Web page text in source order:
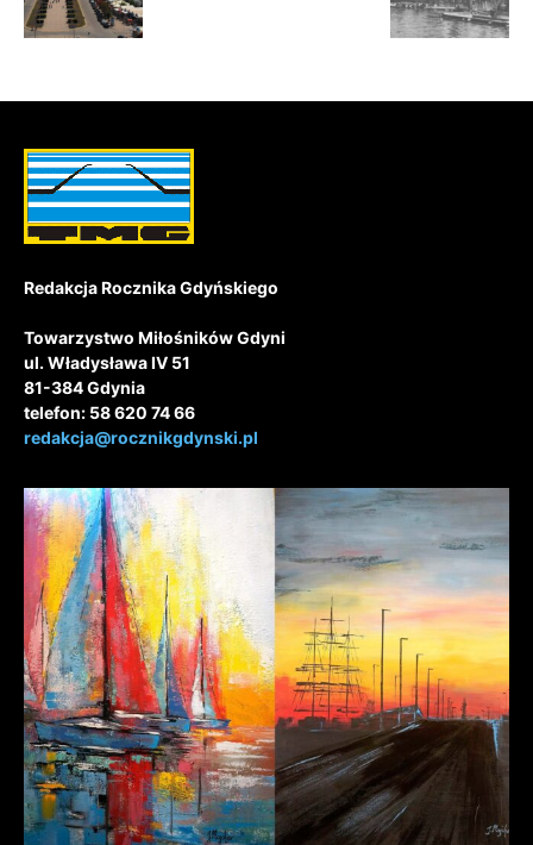
Redakcja Rocznika Gdyńskiego
Towarzystwo Miłośników Gdyni
ul. Władysława IV 51
81-384 Gdynia
telefon: 58 620 74 66
redakcja@rocznikgdynski.pl